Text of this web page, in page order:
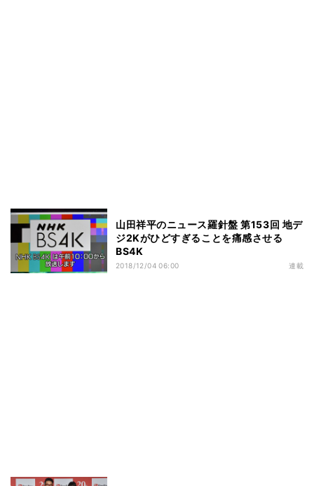
山田祥平のニュース羅針盤 第153回 地デ
ジ2Kがひどすぎることを痛感させる
BS4K
2018/12/04 06:00 連載